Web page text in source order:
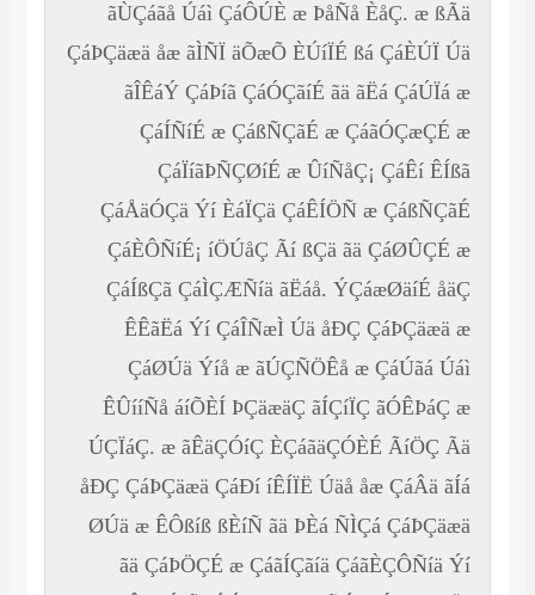
ãÙÇáãå Úáì ÇáÔÚÈ æ ÞåÑå ÈåÇ. æ ßÃä
ÇáÞÇäæä åæ ãÌÑÏ äÕæÕ ÈÚíÏÉ ßá ÇáÈÚÏ Úä
ãÎÊáÝ ÇáÞíã ÇáÓÇãíÉ ãä ãËá ÇáÚÏá æ
ÇáÍÑíÉ æ ÇáßÑÇãÉ æ ÇáãÓÇæÇÉ æ
ÇáÏíãÞÑÇØíÉ æ ÛíÑåÇ¡ ÇáÊí ÊÍßã
ÇáÅäÓÇä Ýí ÈáÏÇä ÇáÊÍÖÑ æ ÇáßÑÇãÉ
ÇáÈÔÑíÉ¡ íÖÚåÇ Ãí ßÇä ãä ÇáØÛÇÉ æ
ÇáÍßÇã ÇáÌÇÆÑíä ãËáå. ÝÇáæØäíÉ åäÇ
ÊÊãËá Ýí ÇáÎÑæÌ Úä åÐÇ ÇáÞÇäæä æ
ÇáØÚä Ýíå æ ãÚÇÑÖÊå æ ÇáÚãá Úáì
ÊÛííÑå áíÕÈÍ ÞÇäæäÇ ãÍÇíÏÇ ãÓÊÞáÇ æ
ÚÇÏáÇ. æ ãÊäÇÓíÇ ÈÇáãäÇÓÈÉ ÃíÖÇ Ãä
åÐÇ ÇáÞÇäæä ÇáÐí íÊÍÏË Úäå åæ ÇáÂä ãÍá
ØÚä æ ÊÔßíß ßÈíÑ ãä ÞÈá ÑÌÇá ÇáÞÇäæä
ãä ÇáÞÖÇÉ æ ÇáãÍÇãíä ÇáãÈÇÔÑíä Ýí